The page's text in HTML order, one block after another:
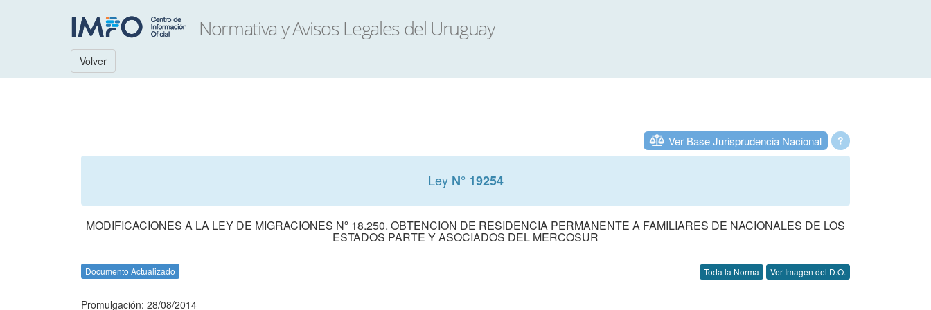
Volver
?
Ver Base Jurisprudencia Nacional
Ley N° 19254
MODIFICACIONES A LA LEY DE MIGRACIONES Nº 18.250. OBTENCION DE RESIDENCIA PERMANENTE A FAMILIARES DE NACIONALES DE LOS
ESTADOS PARTE Y ASOCIADOS DEL MERCOSUR
Documento Actualizado Toda la Norma Ver Imagen del D.O.
Promulgación: 28/08/2014